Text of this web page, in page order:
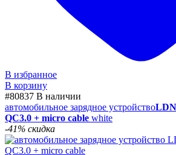
В избранное
В корзину
#80837 В наличии
автомобильное зарядное устройство
QC3.0 + micro cable white
-41% скидка